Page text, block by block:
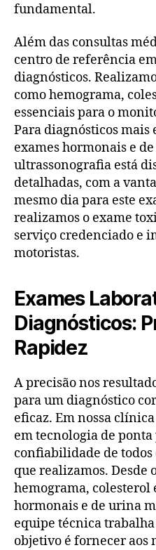
fundamental.
Além das consultas
centro de referência
diagnósticos.
como hemograma,
essenciais para o
Para diagnósticos mais
exames hormonais e
ultrassonografia está
detalhadas, com a
mesmo dia para este
realizamos o exame
serviço credenciado e
motoristas.
Exames
Diagnósticos:
Rapidez
A precisão nos
para um diagnóstico
eficaz. Em nossa
em tecnologia de
confiabilidade de
que realizamos. Desde
hemograma, colesterol
hormonais e de urina
equipe técnica
objetivo é fornecer aos